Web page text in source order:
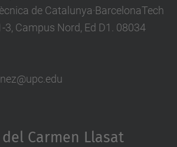
de Catalunya·BarcelonaTech
3, Campus Nord, Ed D1. 08034
Carmen Llasat